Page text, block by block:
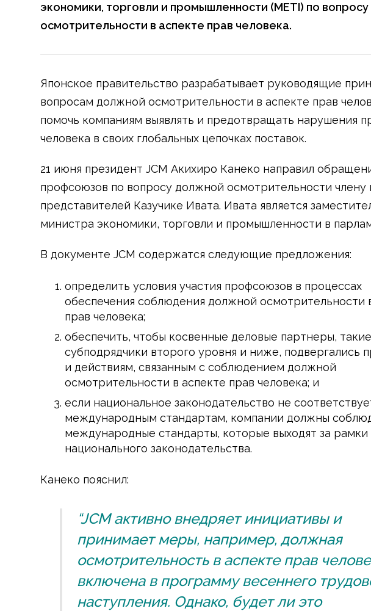
экономики, торговли и промышленности (METI) по
осмотрительности в аспекте прав человека.
Японское правительство разрабатывает руководящие
вопросам должной осмотрительности в аспекте прав
помочь компаниям выявлять и предотвращать нарушения
человека в своих глобальных цепочках поставок.
21 июня президент JCM Акихиро Канеко направил
профсоюзов по вопросу должной осмотрительности члену
представителей Казучике Ивата. Ивата является
министра экономики, торговли и промышленности в
В документе JCM содержатся следующие предложения:
определить условия участия профсоюзов в процессах
обеспечения соблюдения должной осмотрительности
прав человека;
обеспечить, чтобы косвенные деловые партнеры,
субподрядчики второго уровня и ниже, подвергались
и действиям, связанным с соблюдением должной
осмотрительности в аспекте прав человека; и
если национальное законодательство не
международным стандартам, компании должны
международные стандарты, которые выходят за рамки
национального законодательства.
Канеко пояснил:
“JCM активно внедряет инициативы и
принимает меры, например, должная
осмотрительность в аспекте прав
включена в программу весеннего
наступления. Однако, будет ли это